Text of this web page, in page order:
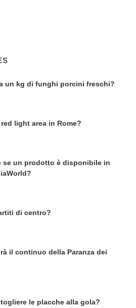
un kg di funghi porcini freschi?
light area in Rome?
se un prodotto è disponibile in
di centro?
il continuo della Paranza dei
le placche alla gola?